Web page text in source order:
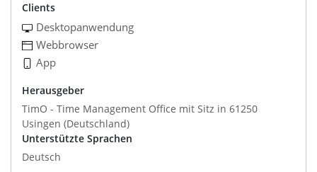
Clients
Desktopanwendung
Webbrowser
App
Herausgeber
TimO - Time Management Office mit Sitz in 61250
Usingen (Deutschland)
Unterstützte Sprachen
Deutsch